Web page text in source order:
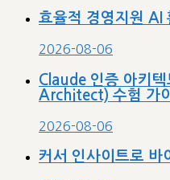
효율적 경영지원 AI
2026-08-06
Claude 인증 아키
Architect) 수험 가
2026-08-06
커서 인사이트로 바